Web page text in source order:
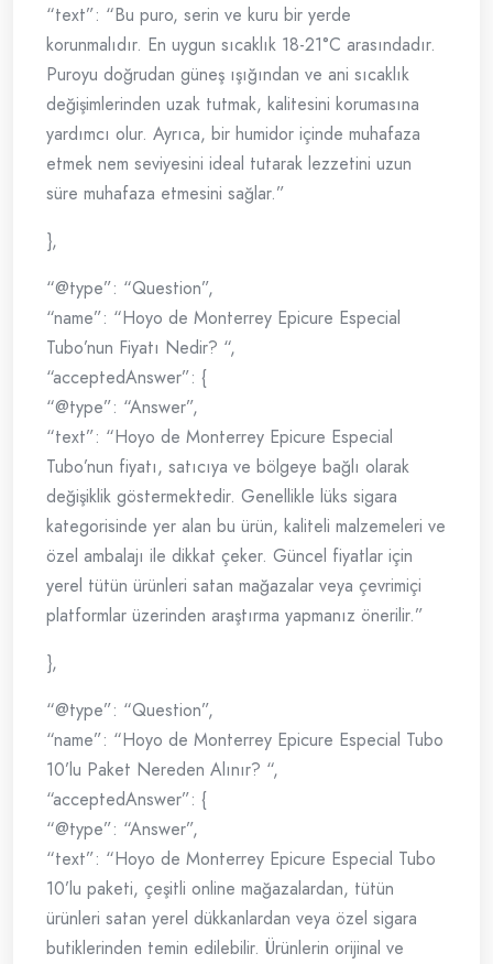
“text”: “Bu puro, serin ve kuru bir yerde
korunmalıdır. En uygun sıcaklık 18-21°C arasındadır.
Puroyu doğrudan güneş ışığından ve ani sıcaklık
değişimlerinden uzak tutmak, kalitesini korumasına
yardımcı olur. Ayrıca, bir humidor içinde muhafaza
etmek nem seviyesini ideal tutarak lezzetini uzun
süre muhafaza etmesini sağlar.”
},
“@type”: “Question”,
“name”: “Hoyo de Monterrey Epicure Especial
Tubo’nun Fiyatı Nedir? “,
“acceptedAnswer”: {
“@type”: “Answer”,
“text”: “Hoyo de Monterrey Epicure Especial
Tubo’nun fiyatı, satıcıya ve bölgeye bağlı olarak
değişiklik göstermektedir. Genellikle lüks sigara
kategorisinde yer alan bu ürün, kaliteli malzemeleri ve
özel ambalajı ile dikkat çeker. Güncel fiyatlar için
yerel tütün ürünleri satan mağazalar veya çevrimiçi
platformlar üzerinden araştırma yapmanız önerilir.”
},
“@type”: “Question”,
“name”: “Hoyo de Monterrey Epicure Especial Tubo
10’lu Paket Nereden Alınır? “,
“acceptedAnswer”: {
“@type”: “Answer”,
“text”: “Hoyo de Monterrey Epicure Especial Tubo
10’lu paketi, çeşitli online mağazalardan, tütün
ürünleri satan yerel dükkanlardan veya özel sigara
butiklerinden temin edilebilir. Ürünlerin orijinal ve